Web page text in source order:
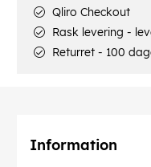
Qliro Checkout
Rask levering -
Returret - 100
Information